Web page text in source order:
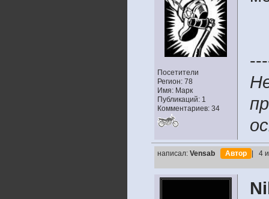
Посетители
Регион: 78
Имя: Марк
Публикаций: 1
Комментариев: 34
написал: Vensab Автор | 4